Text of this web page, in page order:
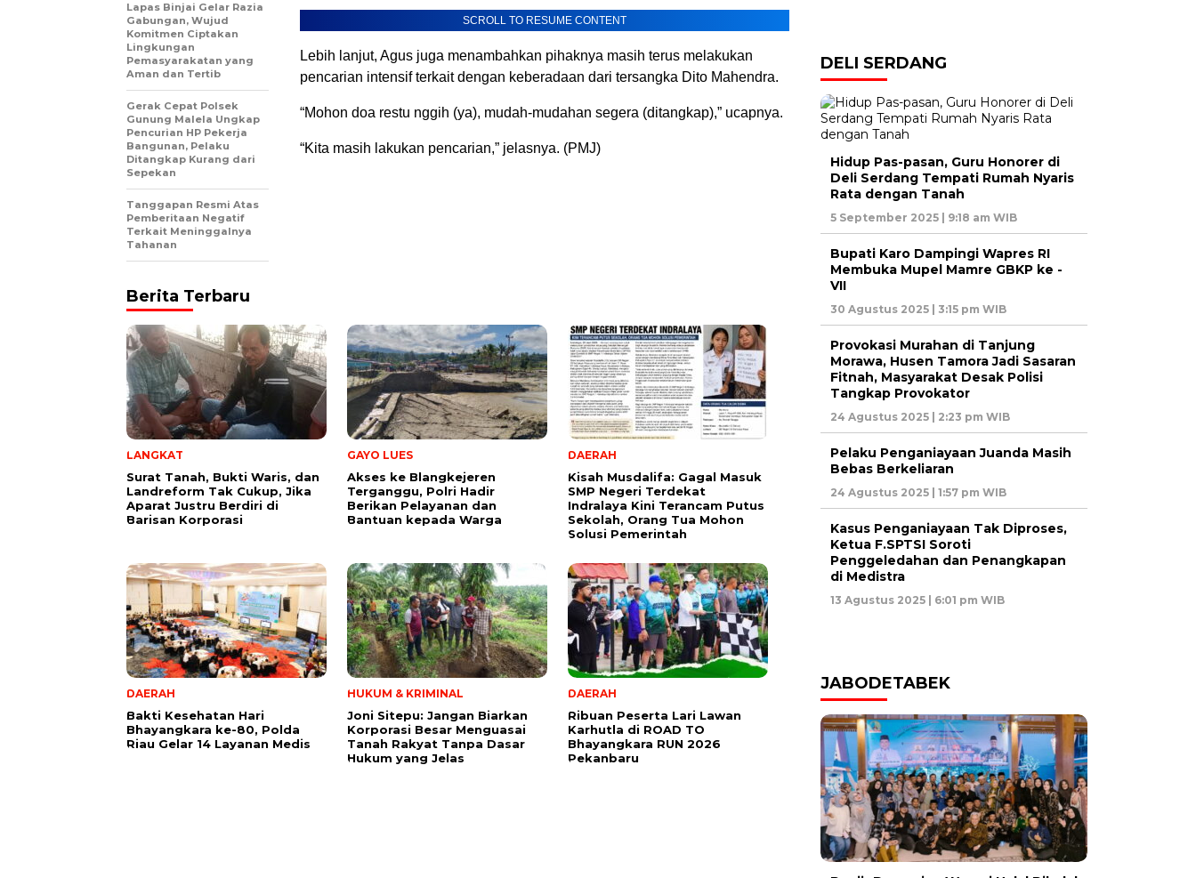
SCROLL TO RESUME CONTENT
Lebih lanjut, Agus juga menambahkan pihaknya masih terus melakukan
pencarian intensif terkait dengan keberadaan dari tersangka Dito Mahendra.
“Mohon doa restu nggih (ya), mudah-mudahan segera (ditangkap),” ucapnya.
“Kita masih lakukan pencarian,” jelasnya. (PMJ)
Lapas Binjai Gelar Razia
Gabungan, Wujud
Komitmen Ciptakan
Lingkungan
Pemasyarakatan yang
Aman dan Tertib
Gerak Cepat Polsek
Gunung Malela Ungkap
Pencurian HP Pekerja
Bangunan, Pelaku
Ditangkap Kurang dari
Sepekan
Tanggapan Resmi Atas
Pemberitaan Negatif
Terkait Meninggalnya
Tahanan
Berita Terbaru
LANGKAT
Surat Tanah, Bukti Waris, dan
Landreform Tak Cukup, Jika
Aparat Justru Berdiri di
Barisan Korporasi
GAYO LUES
Akses ke Blangkejeren
Terganggu, Polri Hadir
Berikan Pelayanan dan
Bantuan kepada Warga
DAERAH
Kisah Musdalifa: Gagal Masuk
SMP Negeri Terdekat
Indralaya Kini Terancam Putus
Sekolah, Orang Tua Mohon
Solusi Pemerintah
DAERAH
Bakti Kesehatan Hari
Bhayangkara ke-80, Polda
Riau Gelar 14 Layanan Medis
HUKUM & KRIMINAL
Joni Sitepu: Jangan Biarkan
Korporasi Besar Menguasai
Tanah Rakyat Tanpa Dasar
Hukum yang Jelas
DAERAH
Ribuan Peserta Lari Lawan
Karhutla di ROAD TO
Bhayangkara RUN 2026
Pekanbaru
DELI SERDANG
Hidup Pas-pasan, Guru Honorer di
Deli Serdang Tempati Rumah Nyaris
Rata dengan Tanah
5 September 2025 | 9:18 am WIB
Bupati Karo Dampingi Wapres RI
Membuka Mupel Mamre GBKP ke -
VII
30 Agustus 2025 | 3:15 pm WIB
Provokasi Murahan di Tanjung
Morawa, Husen Tamora Jadi Sasaran
Fitnah, Masyarakat Desak Polisi
Tangkap Provokator
24 Agustus 2025 | 2:23 pm WIB
Pelaku Penganiayaan Juanda Masih
Bebas Berkeliaran
24 Agustus 2025 | 1:57 pm WIB
Kasus Penganiayaan Tak Diproses,
Ketua F.SPTSI Soroti
Penggeledahan dan Penangkapan
di Medistra
13 Agustus 2025 | 6:01 pm WIB
JABODETABEK